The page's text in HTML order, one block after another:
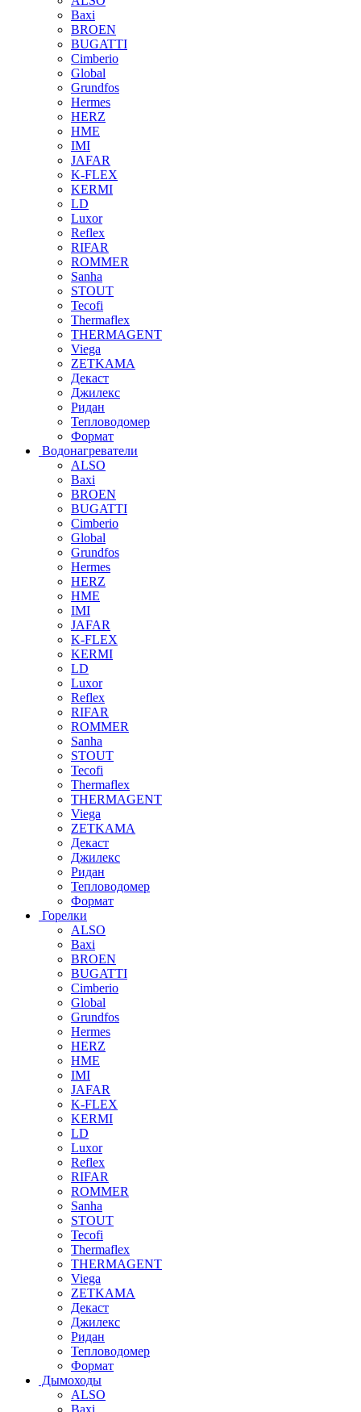
Baxi
BROEN
BUGATTI
Cimberio
Global
Grundfos
Hermes
HERZ
HME
IMI
JAFAR
K-FLEX
KERMI
LD
Luxor
Reflex
RIFAR
ROMMER
Sanha
STOUT
Tecofi
Thermaflex
THERMAGENT
Viega
ZETKAMA
Декаст
Джилекс
Ридан
Тепловодомер
Формат
Водонагреватели
ALSO
Baxi
BROEN
BUGATTI
Cimberio
Global
Grundfos
Hermes
HERZ
HME
IMI
JAFAR
K-FLEX
KERMI
LD
Luxor
Reflex
RIFAR
ROMMER
Sanha
STOUT
Tecofi
Thermaflex
THERMAGENT
Viega
ZETKAMA
Декаст
Джилекс
Ридан
Тепловодомер
Формат
Горелки
ALSO
Baxi
BROEN
BUGATTI
Cimberio
Global
Grundfos
Hermes
HERZ
HME
IMI
JAFAR
K-FLEX
KERMI
LD
Luxor
Reflex
RIFAR
ROMMER
Sanha
STOUT
Tecofi
Thermaflex
THERMAGENT
Viega
ZETKAMA
Декаст
Джилекс
Ридан
Тепловодомер
Формат
Дымоходы
ALSO
Baxi